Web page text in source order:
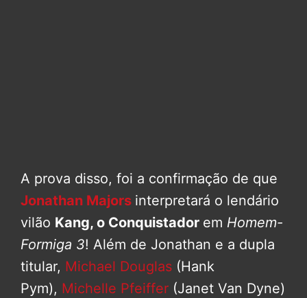
A prova disso, foi a confirmação de que
Jonathan Majors interpretará o lendário
vilão Kang, o Conquistador em Homem-
Formiga 3! Além de Jonathan e a dupla
titular, Michael Douglas (Hank
Pym), Michelle Pfeiffer (Janet Van Dyne)